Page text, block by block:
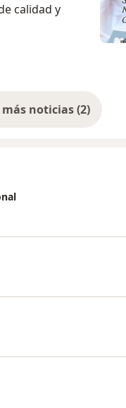
calidad y
Mostrar más noticias (2)